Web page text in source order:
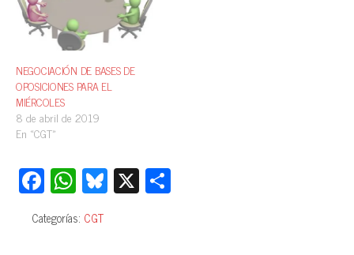
NEGOCIACIÓN DE BASES DE
OPOSICIONES PARA EL
MIÉRCOLES
8 de abril de 2019
En «CGT»
Fa
ce
bo
W
ha
ts
Bl
ue
X
Categorías: CGT